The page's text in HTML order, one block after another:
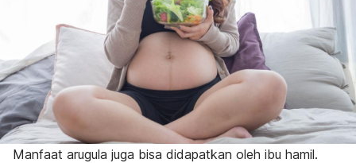
Manfaat arugula juga bisa didapatkan oleh ibu hamil.